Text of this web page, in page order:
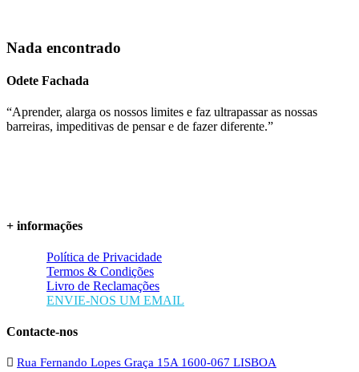
Nada encontrado
Odete Fachada
“Aprender, alarga os nossos limites e faz ultrapassar as nossas
barreiras, impeditivas de pensar e de fazer diferente.”
+ informações
Política de Privacidade
Termos & Condições
Livro de Reclamações
ENVIE-NOS UM EMAIL
Contacte-nos
Rua Fernando Lopes Graça 15A 1600-067 LISBOA